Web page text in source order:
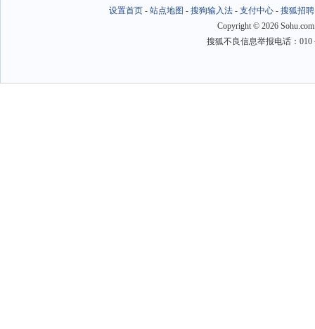
设置首页- 站点地图 - 搜狗输入法- 支付中心- 搜狐招聘
Copyright © 2026
搜狐不良信息举报电话：010